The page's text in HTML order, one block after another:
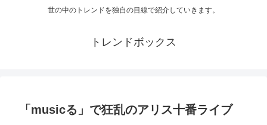
世の中のトレンドを独自の目線で紹介していきます。
トレンドボックス
「musicる」で狂乱のアリス十番ライブ